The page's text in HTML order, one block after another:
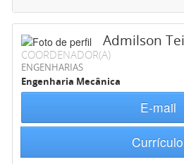
Admilson
COORDENADOR(A)
ENGENHARIAS
Engenharia Mecânica
E-mail
Currículo